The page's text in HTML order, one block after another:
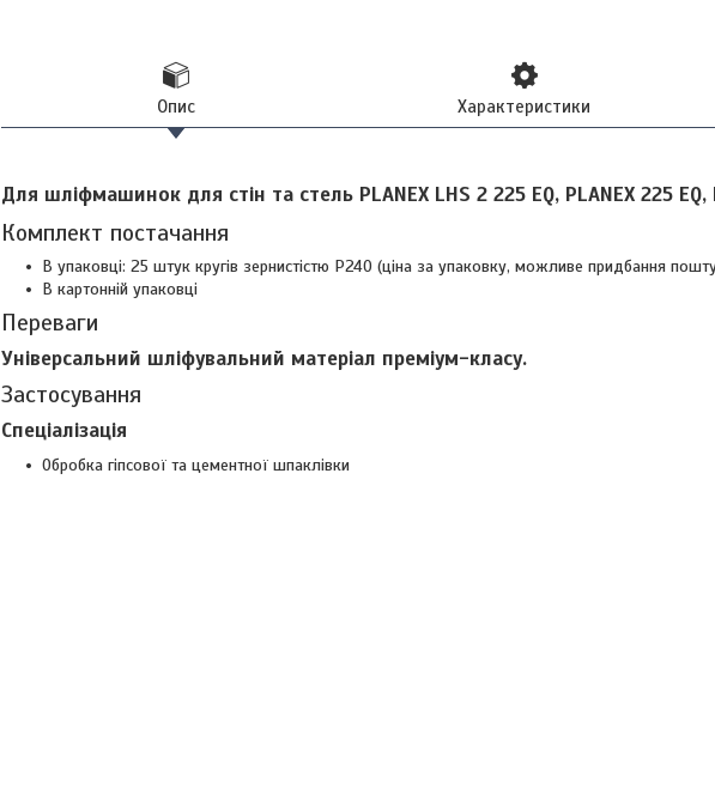
Опис Характеристики
Для шліфмашинок для стін та стель PLANEX LHS 2 225 EQ, PLANEX 225
Комплект постачання
В упаковці: 25 штук кругів зернистістю P240 (ціна за упаковку, можливе придбання
В картонній упаковці
Переваги
Універсальний шліфувальний матеріал преміум-класу.
Застосування
Спеціалізація
Обробка гіпсової та цементної шпаклівки